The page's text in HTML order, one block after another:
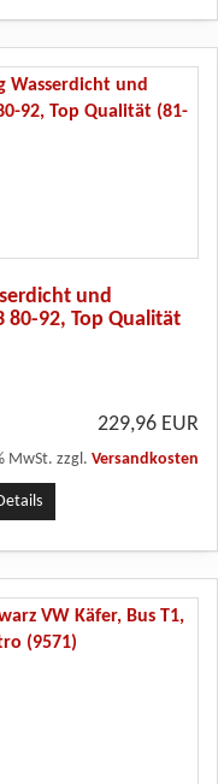
und
80-92, Top Qualität
229,96 EUR
MwSt. zzgl. Versandkosten